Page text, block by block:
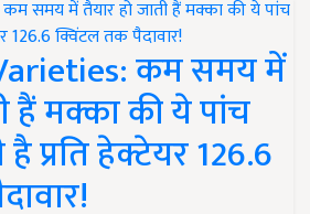
कम समय में
हैं मक्का की ये पांच
प्रति हेक्टेयर 126.6